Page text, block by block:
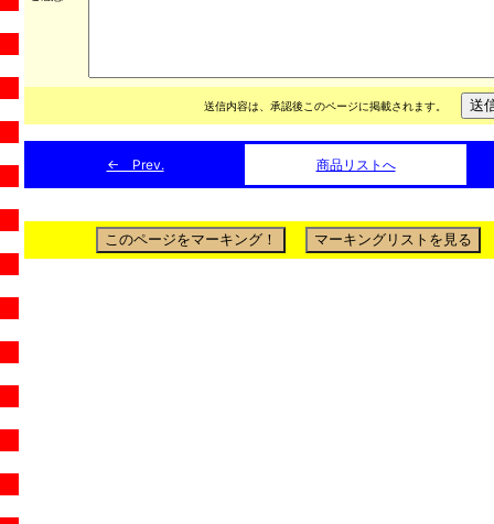
送信内容は、承認後このページに掲載されます。
← Prev. 商品リストへ